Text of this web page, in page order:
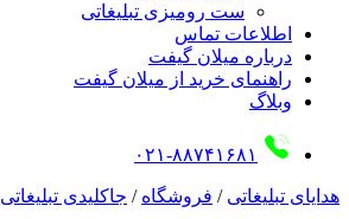
ست رومیزی تبلیغاتی
اطلاعات تماس
درباره میلان گیفت
راهنمای خرید از میلان گیفت
وبلاگ
۰۲۱-۸۸۷۴۱۶۸۱
هدایای تبلیغاتی / فروشگاه / جاکلیدی تبلیغاتی